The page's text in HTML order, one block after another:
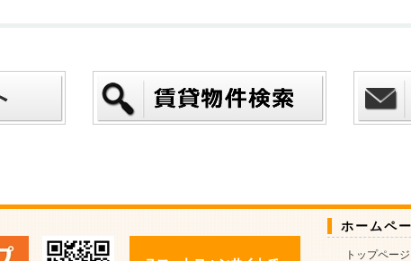
ホームペ
トップページ